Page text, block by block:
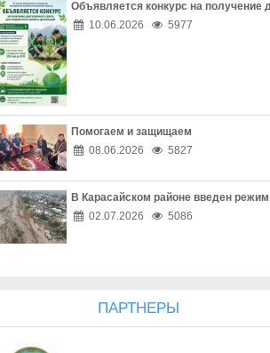
07.08 На дороге важна безопасность
07.08 Алматы облысында 325 аппараттық-
07.08 Алматы облысында жаңа оқу
07.08 Терпение доводит до беды
07.08 Когда общество и полиция действуют
07.08 Правовая культура нового поколения
Объявляется конкурс на получение
10.06.2026
5977
Помогаем и защищаем
08.06.2026
5827
В Карасайском районе введен
02.07.2026
5086
ПАРТНЕРЫ